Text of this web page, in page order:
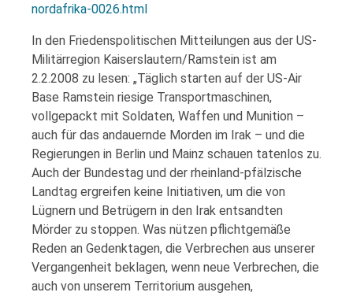
nordafrika-0026.html
In den Friedenspolitischen Mitteilungen aus der US-
Militärregion Kaiserslautern/Ramstein ist am
2.2.2008 zu lesen: „Täglich starten auf der US-Air
Base Ramstein riesige Transportmaschinen,
vollgepackt mit Soldaten, Waffen und Munition –
auch für das andauernde Morden im Irak – und die
Regierungen in Berlin und Mainz schauen tatenlos zu.
Auch der Bundestag und der rheinland-pfälzische
Landtag ergreifen keine Initiativen, um die von
Lügnern und Betrügern in den Irak entsandten
Mörder zu stoppen. Was nützen pflichtgemäße
Reden an Gedenktagen, die Verbrechen aus unserer
Vergangenheit beklagen, wenn neue Verbrechen, die
auch von unserem Territorium ausgehen,